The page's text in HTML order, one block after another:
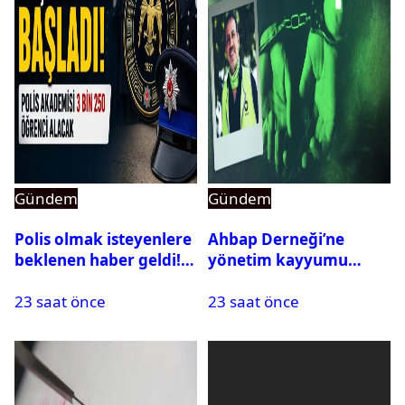
Gündem
Polis olmak isteyenlere
beklenen haber geldi!
23 saat önce
Gündem
Ahbap Derneği’ne
yönetim kayyumu
açıldı
23 saat önce